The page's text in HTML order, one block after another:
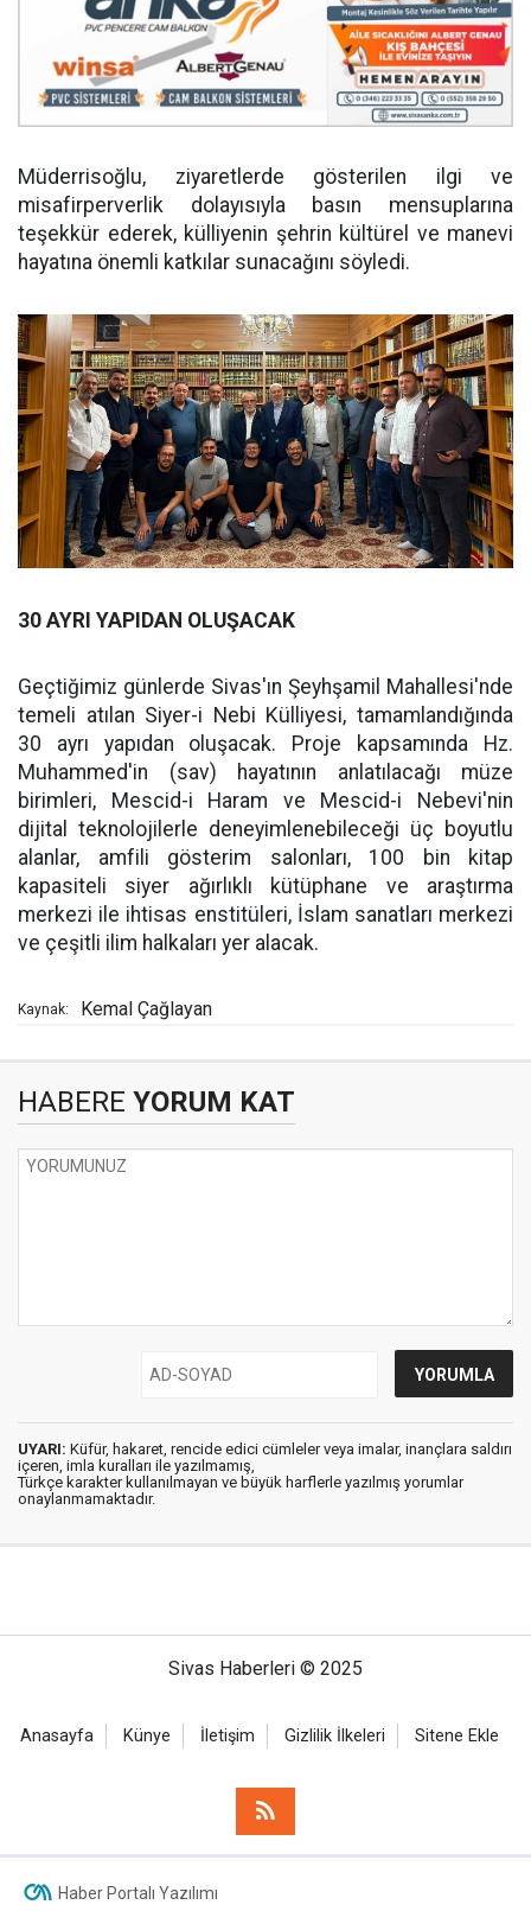
Müderrisoğlu, ziyaretlerde gösterilen ilgi ve
misafirperverlik dolayısıyla basın mensuplarına
teşekkür ederek, külliyenin şehrin kültürel ve manevi
hayatına önemli katkılar sunacağını söyledi.
30 AYRI YAPIDAN OLUŞACAK
Geçtiğimiz günlerde Sivas'ın Şeyhşamil Mahallesi'nde
temeli atılan Siyer-i Nebi Külliyesi, tamamlandığında
30 ayrı yapıdan oluşacak. Proje kapsamında Hz.
Muhammed'in (sav) hayatının anlatılacağı müze
birimleri, Mescid-i Haram ve Mescid-i Nebevi'nin
dijital teknolojilerle deneyimlenebileceği üç boyutlu
alanlar, amfili gösterim salonları, 100 bin kitap
kapasiteli siyer ağırlıklı kütüphane ve araştırma
merkezi ile ihtisas enstitüleri, İslam sanatları merkezi
ve çeşitli ilim halkaları yer alacak.
Kaynak: Kemal Çağlayan
HABERE YORUM KAT
UYARI: Küfür, hakaret, rencide edici cümleler veya imalar, inançlara saldırı
içeren, imla kuralları ile yazılmamış,
Türkçe karakter kullanılmayan ve büyük harflerle yazılmış yorumlar
onaylanmamaktadır.
Sivas Haberleri © 2025
Anasayfa Künye İletişim Gizlilik İlkeleri Sitene Ekle
Haber Portalı Yazılımı